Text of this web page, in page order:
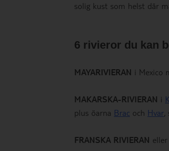
solig kust som helst där
6 rivieror du kan
MAYARIVIERAN i Mexico
MAKARSKA-RIVIERAN i
plus öarna Brac och Hvar,
FRANSKA RIVIERAN